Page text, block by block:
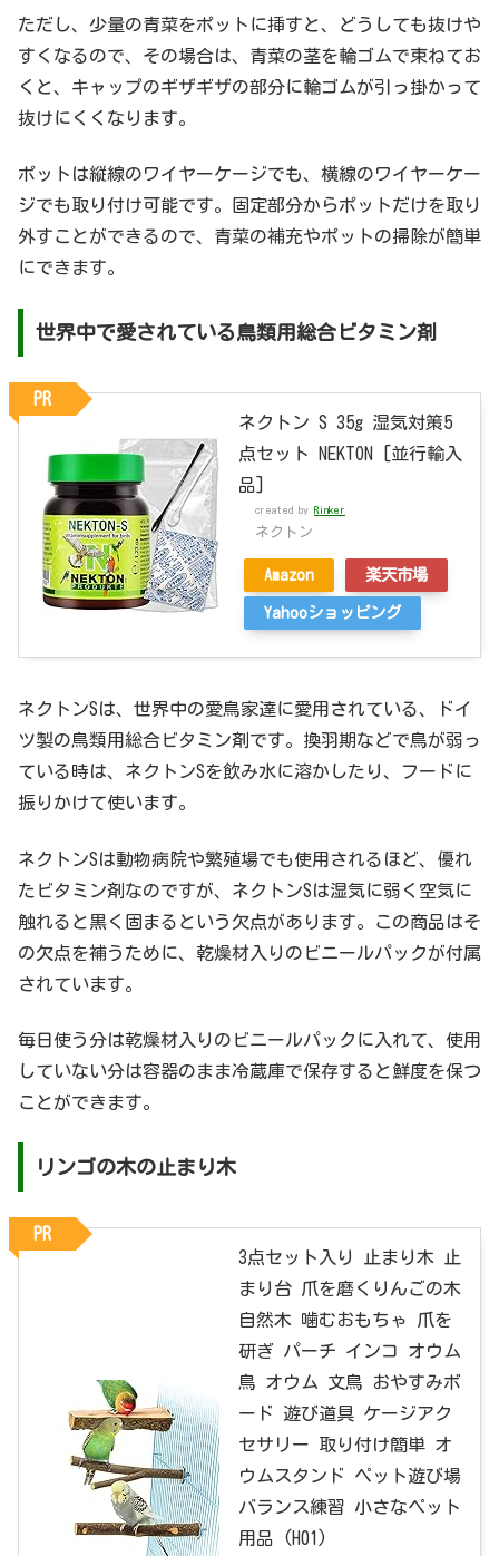
ただし、少量の青菜をポットに挿すと、どうしても抜けや
すくなるので、その場合は、青菜の茎を輪ゴムで束ねてお
くと、キャップのギザギザの部分に輪ゴムが引っ掛かって
抜けにくくなります。
ポットは縦線のワイヤーケージでも、横線のワイヤーケー
ジでも取り付け可能です。固定部分からポットだけを取り
外すことができるので、青菜の補充やポットの掃除が簡単
にできます。
世界中で愛されている鳥類用総合ビタミン剤
ネクトン S 35g 湿気対策5
点セット NEKTON [並行輸入
品]
created by Rinker
ネクトン
Amazon 楽天市場
Yahooショッピング
PR
ネクトンSは、世界中の愛鳥家達に愛用されている、ドイ
ツ製の鳥類用総合ビタミン剤です。換羽期などで鳥が弱っ
ている時は、ネクトンSを飲み水に溶かしたり、フードに
振りかけて使います。
ネクトンSは動物病院や繁殖場でも使用されるほど、優れ
たビタミン剤なのですが、ネクトンSは湿気に弱く空気に
触れると黒く固まるという欠点があります。この商品はそ
の欠点を補うために、乾燥材入りのビニールパックが付属
されています。
毎日使う分は乾燥材入りのビニールパックに入れて、使用
していない分は容器のまま冷蔵庫で保存すると鮮度を保つ
ことができます。
リンゴの木の止まり木
3点セット入り 止まり木 止
まり台 爪を磨くりんごの木
自然木 噛むおもちゃ 爪を
研ぎ パーチ インコ オウム
鳥 オウム 文鳥 おやすみボ
ード 遊び道具 ケージアク
セサリー 取り付け簡単 オ
ウムスタンド ペット遊び場
バランス練習 小さなペット
用品 (H01)
PR